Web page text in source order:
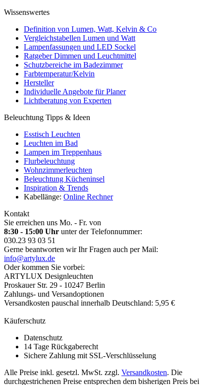
Wissenswertes
Definition von Lumen, Watt, Kelvin & Co
Vergleichstabellen Lumen und Watt
Lampenfassungen und LED Sockel
Ratgeber Dimmen und Leuchtmittel
Schutzbereiche im Badezimmer
Farbtemperatur/Kelvin
Hersteller
Individuelle Angebote für Planer
Lichtberatung von Experten
Beleuchtung Tipps & Ideen
Esstisch Leuchten
Leuchten im Bad
Lampen im Treppenhaus
Flurbeleuchtung
Wohnzimmerleuchten
Beleuchtung Kücheninsel
Inspiration & Trends
Kabellänge: Online Rechner
Kontakt
Sie erreichen uns Mo. - Fr. von
8:30 - 15:00 Uhr unter der Telefonnummer:
030.23 93 03 51
Gerne beantworten wir Ihr Fragen auch per Mail:
info@artylux.de
Oder kommen Sie vorbei:
ARTYLUX Designleuchten
Proskauer Str. 29 - 10247 Berlin
Zahlungs- und Versandoptionen
Versandkosten pauschal innerhalb Deutschland: 5,95 €
Käuferschutz
Datenschutz
14 Tage Rückgaberecht
Sichere Zahlung mit SSL-Verschlüsselung
Alle Preise inkl. gesetzl. MwSt. zzgl. Versandkosten. Die
durchgestrichenen Preise entsprechen dem bisherigen Preis bei